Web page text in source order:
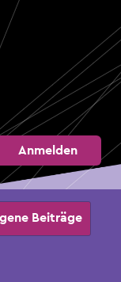
Anmelden
Beiträge